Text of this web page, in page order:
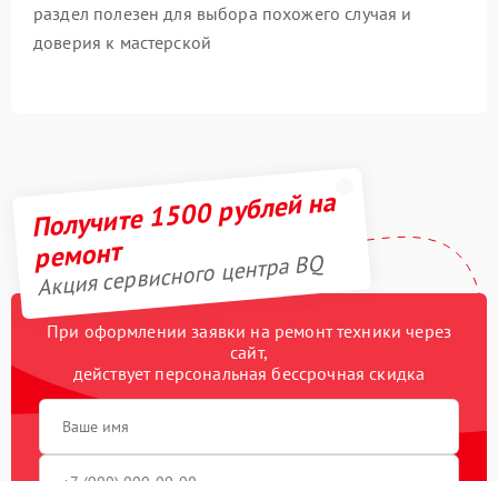
раздел полезен для выбора похожего случая и
доверия к мастерской
Получите 1500 рублей на
ремонт
Акция сервисного центра BQ
При оформлении заявки на ремонт техники через
сайт,
действует персональная бессрочная скидка